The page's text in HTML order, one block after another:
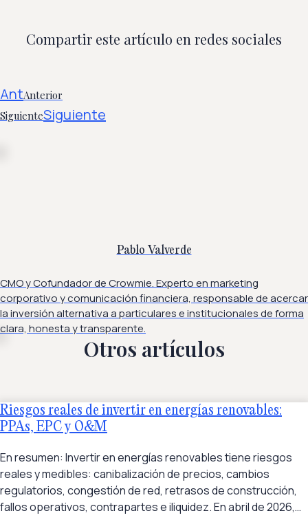
Compartir este artículo en redes sociales
AntAnterior
SiguienteSiguiente
Pablo Valverde
CMO y Cofundador de Crowmie. Experto en marketing
corporativo y comunicación financiera, responsable de acercar
la inversión alternativa a particulares e institucionales de forma
clara, honesta y transparente.
Otros artículos
Riesgos reales de invertir en energías renovables:
PPAs, EPC y O&M
En resumen: Invertir en energías renovables tiene riesgos
reales y medibles: canibalización de precios, cambios
regulatorios, congestión de red, retrasos de construcción,
fallos operativos, contrapartes e iliquidez. En abril de 2026,…